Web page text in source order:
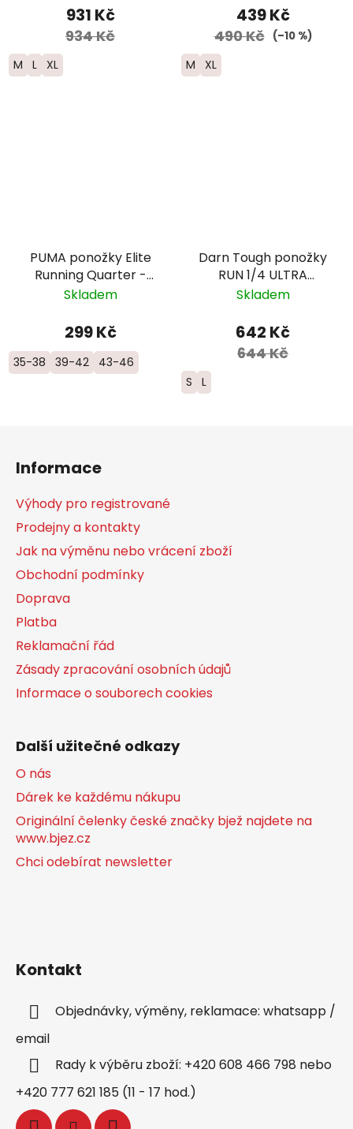
červené
931 Kč
934 Kč
M L XL
439 Kč
490 Kč (–10 %)
M XL
PUMA ponožky Elite
Running Quarter -
bílé
Skladem
299 Kč
35-38 39-42 43-46
Darn Tough ponožky
RUN 1/4 ULTRA
Lightweight Merino -
Skladem
642 Kč
644 Kč
S L
Informace
Výhody pro registrované
Prodejny a kontakty
Jak na výměnu nebo vrácení zboží
Obchodní podmínky
Doprava
Platba
Reklamační řád
Zásady zpracování osobních údajů
Informace o souborech cookies
Další užitečné odkazy
O nás
Dárek ke každému nákupu
Originální čelenky české značky bjež najdete na
www.bjez.cz
Chci odebírat newsletter
Kontakt
Objednávky, výměny, reklamace: whatsapp /
email
Rady k výběru zboží: +420 608 466 798 nebo
+420 777 621 185 (11 - 17 hod.)